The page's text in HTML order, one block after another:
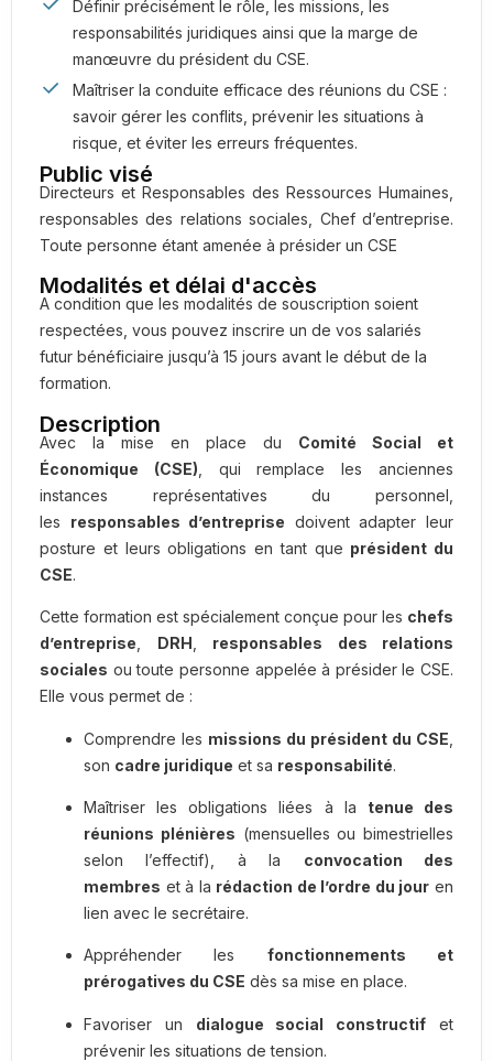
Définir précisément le rôle, les missions, les
responsabilités juridiques ainsi que la marge de
manœuvre du président du CSE.
Maîtriser la conduite efficace des réunions du CSE :
savoir gérer les conflits, prévenir les situations à
risque, et éviter les erreurs fréquentes.
Public visé
Directeurs et Responsables des Ressources Humaines,
responsables des relations sociales, Chef d’entreprise.
Toute personne étant amenée à présider un CSE
Modalités et délai d'accès
A condition que les modalités de souscription soient
respectées, vous pouvez inscrire un de vos salariés
futur bénéficiaire jusqu’à 15 jours avant le début de la
formation.
Description
Avec la mise en place du Comité Social et
Économique (CSE) , qui remplace les anciennes
instances représentatives du personnel,
les responsables d’entreprise doivent adapter leur
posture et leurs obligations en tant que président du
CSE.
Cette formation est spécialement conçue pour les chefs
d’entreprise
DRH
responsables des relations
sociales ou toute personne appelée à présider le CSE.
Elle vous permet de :
Comprendre les missions du président du CSE
son cadre juridique et sa responsabilité.
Maîtriser les obligations liées à la tenue des
réunions plénières (mensuelles ou bimestrielles
selon l’effectif), à la convocation des
membres et à la rédaction de l’ordre du jour en
lien avec le secrétaire.
Appréhender les fonctionnements et
prérogatives du CSE dès sa mise en place.
Favoriser un dialogue social constructif et
prévenir les situations de tension.